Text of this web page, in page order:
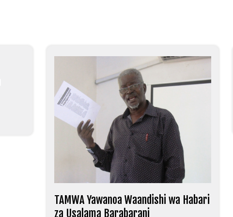
TAMWA Yawanoa Waandishi wa Habari
za Usalama Barabarani